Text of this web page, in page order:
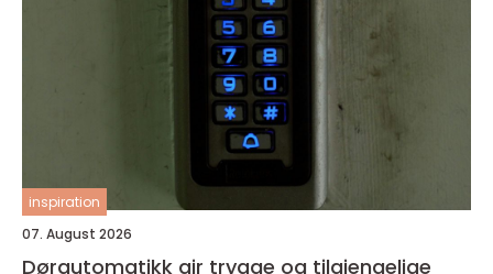
inspiration
07. August 2026
Dørautomatikk gir trygge og tilgjengelige